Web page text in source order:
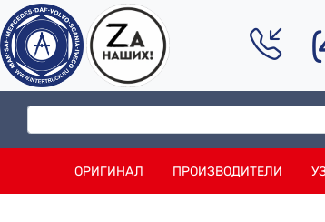
ОРИГИНАЛ ПРОИЗВОДИТЕЛИ